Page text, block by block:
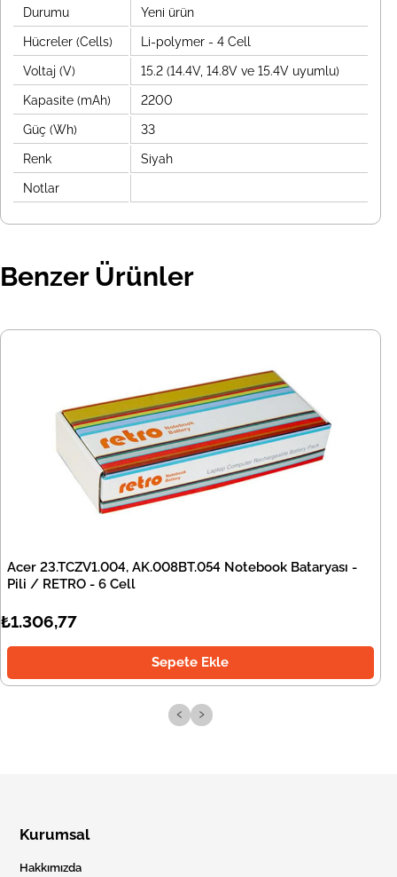
Durumu Yeni ürün
Hücreler (Cells) Li-polymer - 4 Cell
Voltaj (V) 15.2 (14.4V, 14.8V ve 15.4V uyumlu)
Kapasite (mAh) 2200
Güç (Wh) 33
Renk Siyah
Notlar
Benzer Ürünler
Acer 23.TCZV1.004, AK.008BT.054 Notebook Bataryası -
Pili / RETRO - 6 Cell
₺1.306,77
Sepete Ekle
‹ ›
Kurumsal
Hakkımızda